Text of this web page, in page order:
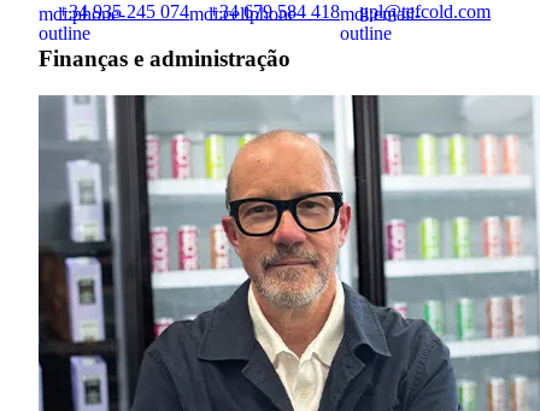
mdi:phone-
outline
+34 935 245 074mdi:cellphone
+34 679 584 418mdi:email-
outline
gpl@tefcold.com
Finanças e administração